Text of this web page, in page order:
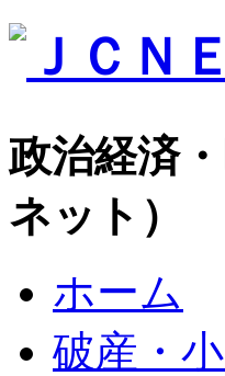
政治経済
ネット）
ホーム
破産・